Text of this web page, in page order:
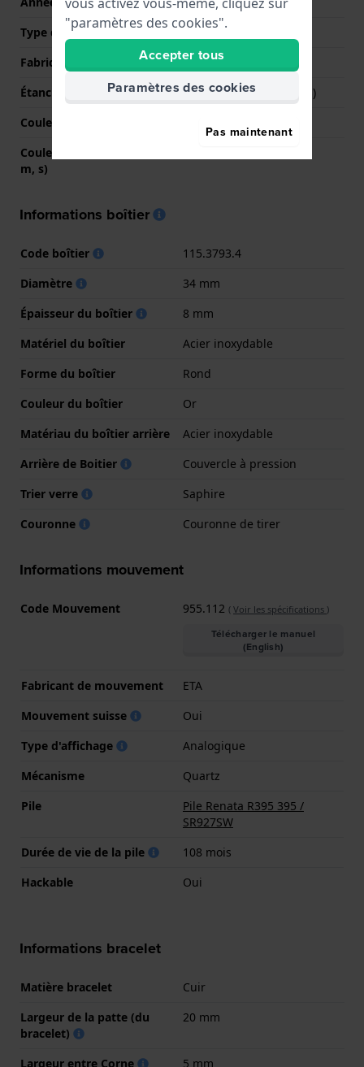
Type d'affichage
Analogique
Fabriqué en Suisse
Non
Étanchéité
3 Bar (lavage des mains)
Couleur du cadran
Couleurs des aiguilles (h,
m, s)
Informations boîtier
Code boîtier
115.3793.4
Diamètre
34 mm
Épaisseur du boîtier
8 mm
Matériel du boîtier
Acier inoxydable
Forme du boîtier
Rond
Couleur du boîtier
Or
Matériau du boîtier arrière
Acier inoxydable
Arrière de Boitier
Couvercle à pression
Trier verre
Saphire
Couronne
Couronne de tirer
Informations mouvement
Code Mouvement 955.112 ( Voir les spécifications )
Télécharger le manuel
(English)
Fabricant de mouvement
ETA
Mouvement suisse
Oui
Type d'affichage
Analogique
Mécanisme
Quartz
Pile
Pile Renata R395 395 /
SR927SW
Durée de vie de la pile
108 mois
Hackable
Oui
Informations bracelet
Matière bracelet
Cuir
Largeur de la patte (du
bracelet)
20 mm
Largeur entre Corne
5 mm
"paramètres des cookies".
Accepter tous
Paramètres des cookies
Pas maintenant